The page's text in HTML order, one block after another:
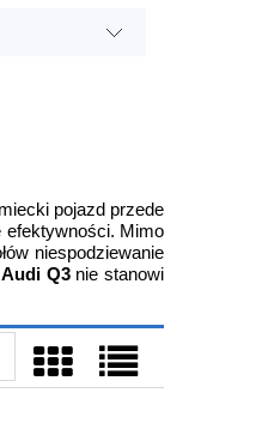
pojazd przede
efektywności. Mimo
niespodziewanie
Q3nie stanowi